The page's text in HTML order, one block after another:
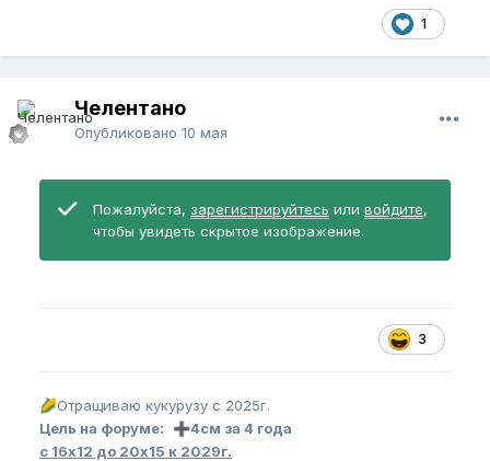
1
Челентано
Опубликовано 10 мая
Пожалуйста, зарегистрируйтесь или войдите,
чтобы увидеть скрытое изображение.
3
🌽Отращиваю кукурузу с 2025г.
Цель на форуме:
➕4см за 4 года
с 16х12 до 20х15 к 2029г.